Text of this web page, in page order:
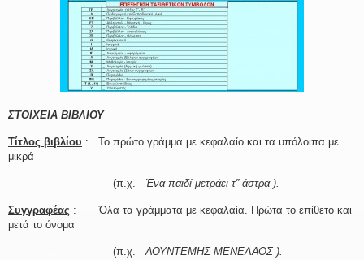
ΣΤΟΙΧΕΙΑ ΒΙΒΛΙΟΥ
Τίτλος βιβλίου : Το πρώτο γράμμα με κεφαλαίο και τα υπόλοιπα με
μικρά
(π.χ. Ένα παιδί μετράει τ” άστρα ).
Συγγραφέας : Όλα τα γράμματα με κεφαλαία. Πρώτα το επίθετο και
μετά το όνομα
(π.χ. ΛΟΥΝΤΕΜΗΣ ΜΕΝΕΛΑΟΣ ).